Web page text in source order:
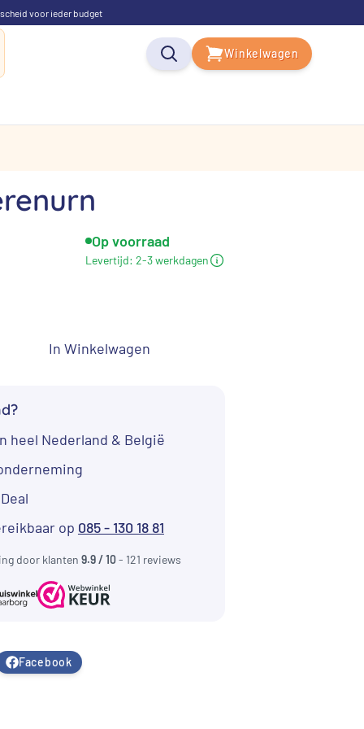
voor ieder budget
Winkelwagen
Op voorraad
Levertijd: 2-3 werkdagen
In Winkelwagen
heel Nederland & België
op 085 - 130 18 81
door klanten 9.9 / 10- 121 reviews
Facebook